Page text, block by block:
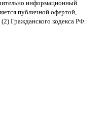
информационный
публичной офертой,
Гражданского кодекса РФ.